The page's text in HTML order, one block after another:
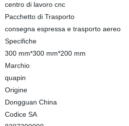
centro di lavoro cnc
Pacchetto di Trasporto
consegna espressa e trasporto aereo
Specifiche
300 mm*300 mm*200 mm
Marchio
quapin
Origine
Dongguan China
Codice SA